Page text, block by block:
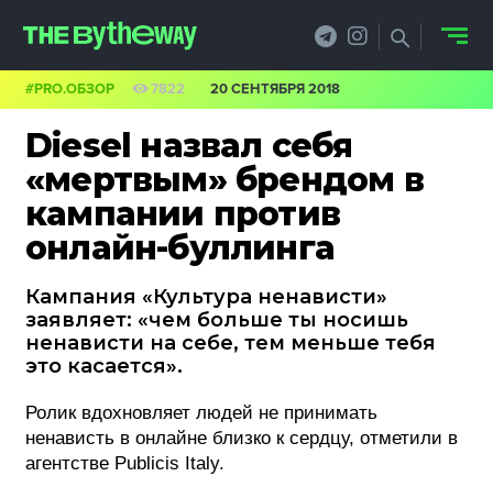
Diesel назвал себя
«мертвым» брендом в
кампании против
онлайн-буллинга
Кампания «Культура ненависти»
заявляет: «чем больше ты носишь
ненависти на себе, тем меньше тебя
это касается».
#PRO.ОБЗОР 7822 20 СЕНТЯБРЯ 2018
Ролик вдохновляет людей не принимать
ненависть в онлайне близко к сердцу, отметили в
агентстве Publicis Italy.
PRO.ОБЗОР
КЕЙСЫ
ФИЛОСОФИЯ
КРЕАТИВА
БИЗНЕС И
ТЕХНОЛОГИИ
ФЕСТИВАЛИ